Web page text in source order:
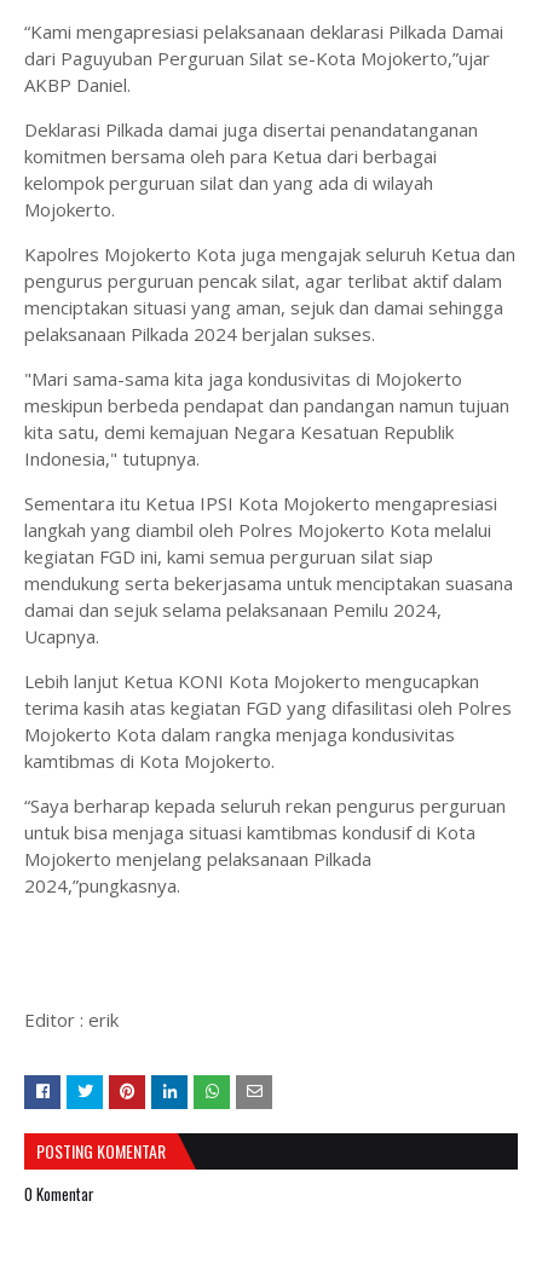
“Kami mengapresiasi pelaksanaan deklarasi Pilkada Damai
dari Paguyuban Perguruan Silat se-Kota Mojokerto,”ujar
AKBP Daniel.
Deklarasi Pilkada damai juga disertai penandatanganan
komitmen bersama oleh para Ketua dari berbagai
kelompok perguruan silat dan yang ada di wilayah
Mojokerto.
Kapolres Mojokerto Kota juga mengajak seluruh Ketua dan
pengurus perguruan pencak silat, agar terlibat aktif dalam
menciptakan situasi yang aman, sejuk dan damai sehingga
pelaksanaan Pilkada 2024 berjalan sukses.
"Mari sama-sama kita jaga kondusivitas di Mojokerto
meskipun berbeda pendapat dan pandangan namun tujuan
kita satu, demi kemajuan Negara Kesatuan Republik
Indonesia," tutupnya.
Sementara itu Ketua IPSI Kota Mojokerto mengapresiasi
langkah yang diambil oleh Polres Mojokerto Kota melalui
kegiatan FGD ini, kami semua perguruan silat siap
mendukung serta bekerjasama untuk menciptakan suasana
damai dan sejuk selama pelaksanaan Pemilu 2024,
Ucapnya.
Lebih lanjut Ketua KONI Kota Mojokerto mengucapkan
terima kasih atas kegiatan FGD yang difasilitasi oleh Polres
Mojokerto Kota dalam rangka menjaga kondusivitas
kamtibmas di Kota Mojokerto.
“Saya berharap kepada seluruh rekan pengurus perguruan
untuk bisa menjaga situasi kamtibmas kondusif di Kota
Mojokerto menjelang pelaksanaan Pilkada
2024,”pungkasnya.
Editor : erik
POSTING KOMENTAR
0 Komentar